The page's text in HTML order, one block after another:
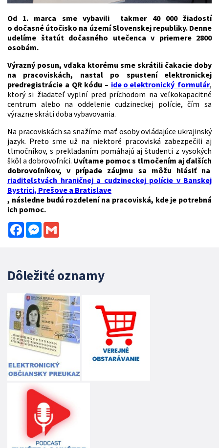
Od 1. marca sme vybavili takmer 40 000 žiadostí
o dočasné útočisko na území Slovenskej republiky. Denne
udelíme štatút dočasného utečenca v priemere 2800
osobám.
Výrazný posun, vďaka ktorému sme skrátili čakacie doby
na pracoviskách, nastal po spustení elektronickej
predregistrácie a QR kódu – ide o elektronický formulár,
ktorý si žiadateľ vyplní pred príchodom na veľkokapacitné
centrum alebo na oddelenie cudzineckej polície, čím sa
výrazne skráti doba vybavovania.
Na pracoviskách sa snažíme mať osoby ovládajúce ukrajinský
jazyk. Preto sme už na niektoré pracoviská zabezpečili aj
tlmočníkov, s prekladaním pomáhajú aj študenti z vysokých
škôl a dobrovoľníci. Uvítame pomoc s tlmočením aj ďalších
dobrovoľníkov, v prípade záujmu sa môžu hlásiť na
riaditeľstvách hraničnej a cudzineckej polície v Banskej
Bystrici, Prešove a Bratislave
, následne budú rozdelení na pracoviská, kde je potrebná
ich pomoc.
FacebookMessenger
Dôležité oznamy